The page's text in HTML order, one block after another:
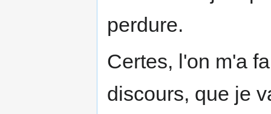
perdure.
Certes, l'on m'a
discours, que je